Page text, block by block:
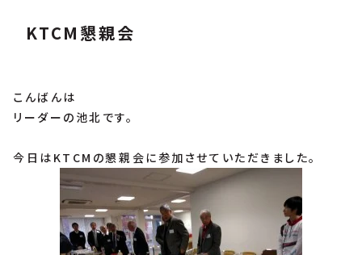
KTCM懇親会
こんばんは
リーダーの池北です。
今日はKTCMの懇親会に参加させていただきました。